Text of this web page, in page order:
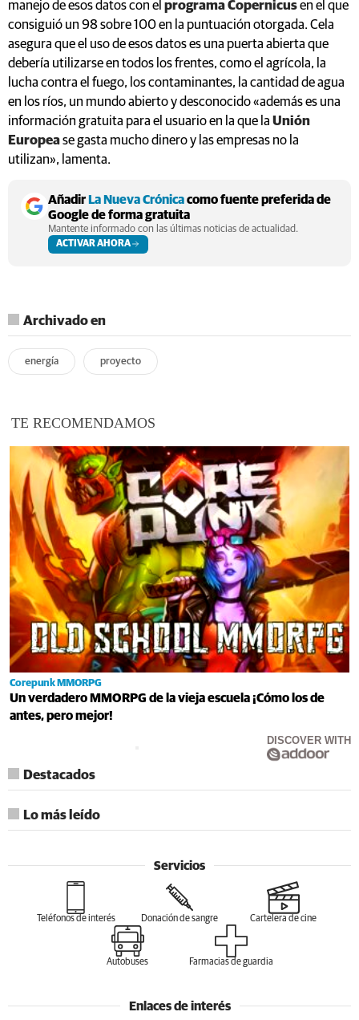
manejo de esos datos con el programa Copernicusen el que
consiguió un 98 sobre 100 en la puntuación otorgada. Cela
asegura que el uso de esos datos es una puerta abierta que
debería utilizarse en todos los frentes, como el agrícola, la
lucha contra el fuego, los contaminantes, la cantidad de agua
en los ríos, un mundo abierto y desconocido «además es una
información gratuita para el usuario en la que la Unión
Europease gasta mucho dinero y las empresas no la
utilizan», lamenta.
AñadirLa Nueva Crónicacomo fuente preferida de
Google de forma gratuita
Mantente informado con las últimas noticias de actualidad.
ACTIVAR AHORA
Archivado en
energía proyecto
TE RECOMENDAMOS
Corepunk MMORPG
Un verdadero MMORPG de la vieja escuela ¡Cómo los de
antes, pero mejor!
DISCOVER WITH
Destacados
Lo más leído
Servicios
Teléfonos de interés Donación de sangre Cartelera de cine
Autobuses Farmacias de guardia
Enlaces de interés